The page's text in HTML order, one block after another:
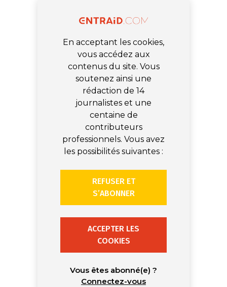
En acceptant les cookies,
vous accédez aux
contenus du site. Vous
soutenez ainsi une
rédaction de 14
journalistes et une
centaine de
contributeurs
professionnels. Vous avez
les possibilités suivantes :
REFUSER ET
S’ABONNER
ACCEPTER LES
COOKIES
Vous êtes abonné(e) ?
Connectez-vous